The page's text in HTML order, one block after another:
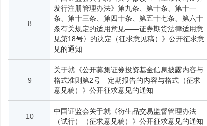
8
发行注册管理办法》第九条、第十条、第十一
条、第十三条、第四十条、第五十七条、第六十
条有关规定的适用意见——证券期货法律适用意
见第18号〉的决定（征求意见稿）》公开征求意
见的通知
9
关于就《公开募集证券投资基金信息披露内容与
格式准则第2号—定期报告的内容与格式（征求
意见稿）》公开征求意见的通知
10
中国证监会关于就《衍生品交易监督管理办法
（试行）（征求意见稿）》公开征求意见的通知